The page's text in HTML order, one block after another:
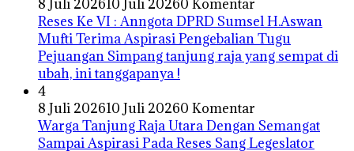
8 Juli 202610 Juli 20260 Komentar
Reses Ke VI : Anngota DPRD Sumsel H.Aswan
Mufti Terima Aspirasi Pengebalian Tugu
Pejuangan Simpang tanjung raja yang sempat di
ubah, ini tanggapanya !
4
8 Juli 202610 Juli 20260 Komentar
Warga Tanjung Raja Utara Dengan Semangat
Sampai Aspirasi Pada Reses Sang Legeslator